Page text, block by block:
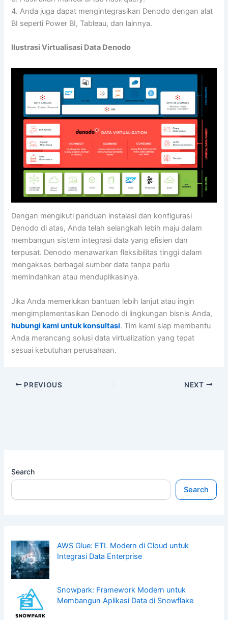
4. Anda juga dapat mengintegrasikan Denodo dengan alat
BI seperti Power BI, Tableau, dan lainnya.
Ilustrasi Virtualisasi Data Denodo
Dengan mengikuti panduan instalasi dan konfigurasi
Denodo di atas, Anda telah selangkah lebih maju dalam
membangun sistem integrasi data yang efisien dan
terpusat. Denodo menawarkan fleksibilitas tinggi dalam
mengakses berbagai sumber data tanpa perlu
memindahkan atau menduplikasinya.
Jika Anda memerlukan bantuan lebih lanjut atau ingin
mengimplementasikan Denodo di lingkungan bisnis Anda,
hubungi kami untuk konsultasi. Tim kami siap membantu
Anda merancang solusi data virtualization yang tepat
sesuai kebutuhan perusahaan.
PREVIOUS NEXT
Search
Search
AWS Glue: ETL Modern di Cloud untuk
Integrasi Data Enterprise
Snowpark: Framework Modern untuk
Membangun Aplikasi Data di Snowflake